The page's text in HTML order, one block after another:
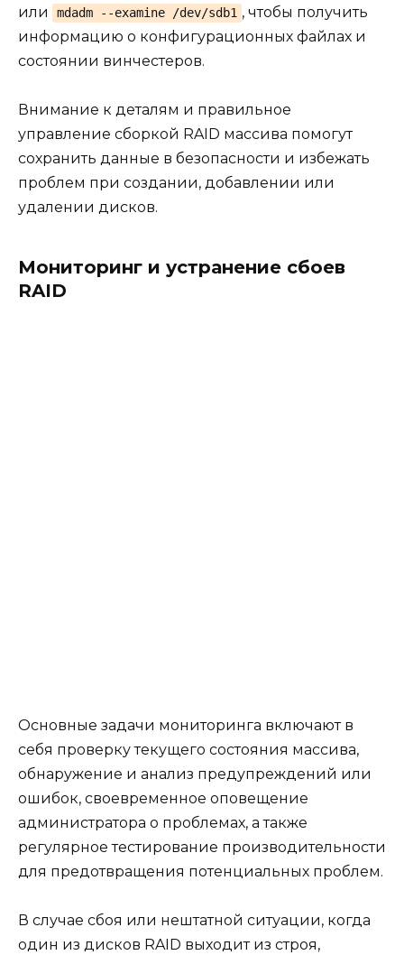
или mdadm --examine /dev/sdb1 , чтобы получить
информацию о конфигурационных файлах и
состоянии винчестеров.
Внимание к деталям и правильное
управление сборкой RAID массива помогут
сохранить данные в безопасности и избежать
проблем при создании, добавлении или
удалении дисков.
Мониторинг и устранение сбоев
RAID
Основные задачи мониторинга включают в
себя проверку текущего состояния массива,
обнаружение и анализ предупреждений или
ошибок, своевременное оповещение
администратора о проблемах, а также
регулярное тестирование производительности
для предотвращения потенциальных проблем.
В случае сбоя или нештатной ситуации, когда
один из дисков RAID выходит из строя,